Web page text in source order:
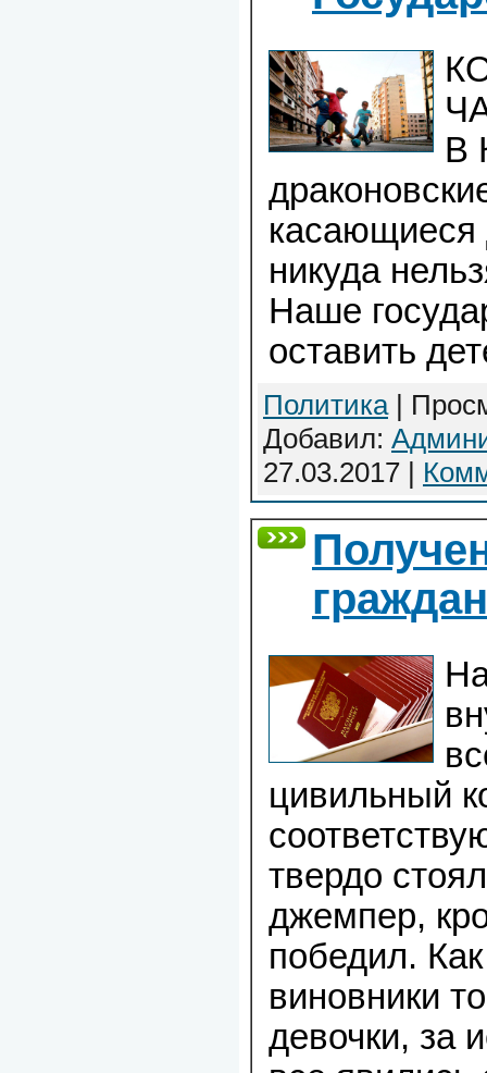
В
касающиеся
никуда
Наше
оставить
Политика|
Добавил:
27.03.2017 |
цивильный
твердо
джемпер,
победил.
виновники
девочки, за